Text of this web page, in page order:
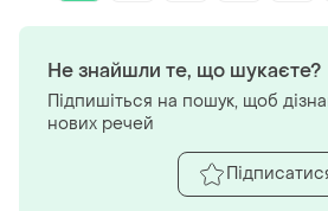
Не знайшли те, що шукаєте?
Підпишіться на пошук, щоб
нових речей